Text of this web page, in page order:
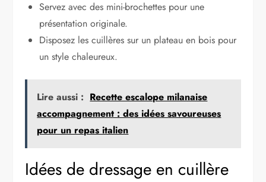
Servez avec des mini-brochettes pour une
présentation originale.
Disposez les cuillères sur un plateau en bois pour
un style chaleureux.
Lire aussi : Recette escalope milanaise
accompagnement : des idées savoureuses
pour un repas italien
Idées de dressage en cuillère